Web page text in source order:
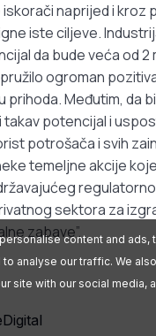
naprijed i kroz
iste ciljeve.
da bude veća od 2
ogroman
prihoda. Međutim, da
potencijal i
potrošača i svih
temeljne akcije
sektora za
zabave”.content and ads,
analyse our traffic. We
site with our social media,